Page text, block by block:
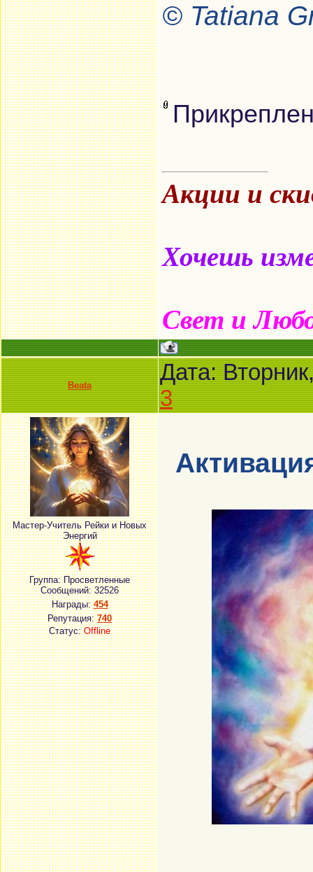
© Tatiana
Акции и
Хочешь
Свет и
Beata
Дата:
3
Мастер-Учитель Рейки и Новых
Энергий
Группа: Просветленные
Сообщений:32526
Награды:454
Репутация:740
Статус:Offline